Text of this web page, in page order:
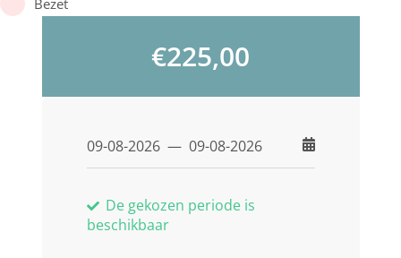
Bezet
€225,00
De gekozen periode is
beschikbaar